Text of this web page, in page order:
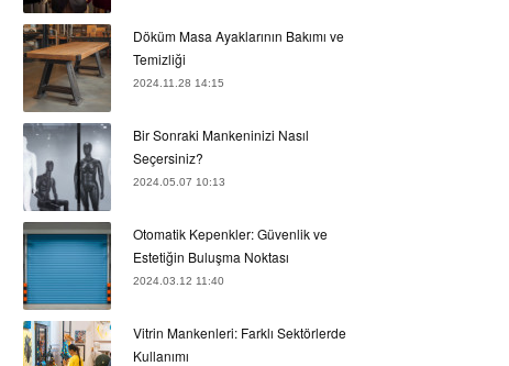
Döküm Masa Ayaklarının Bakımı ve
Temizliği
2024.11.28 14:15
Bir Sonraki Mankeninizi Nasıl
Seçersiniz?
2024.05.07 10:13
Otomatik Kepenkler: Güvenlik ve
Estetiğin Buluşma Noktası
2024.03.12 11:40
Vitrin Mankenleri: Farklı Sektörlerde
Kullanımı